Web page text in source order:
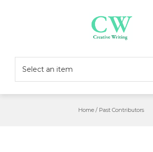
Home/ Past Contributors